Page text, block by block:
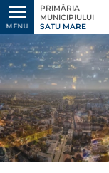
MENU
PRIMĂRIA
MUNICIPIULUI
SATU MARE